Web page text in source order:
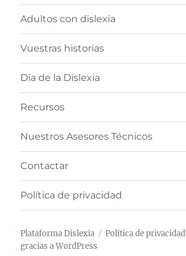
Adultos con dislexia
Vuestras historias
Día de la Dislexia
Recursos
Nuestros Asesores Técnicos
Contactar
Política de privacidad
Plataforma Dislexia Política de privacidad
gracias a WordPress